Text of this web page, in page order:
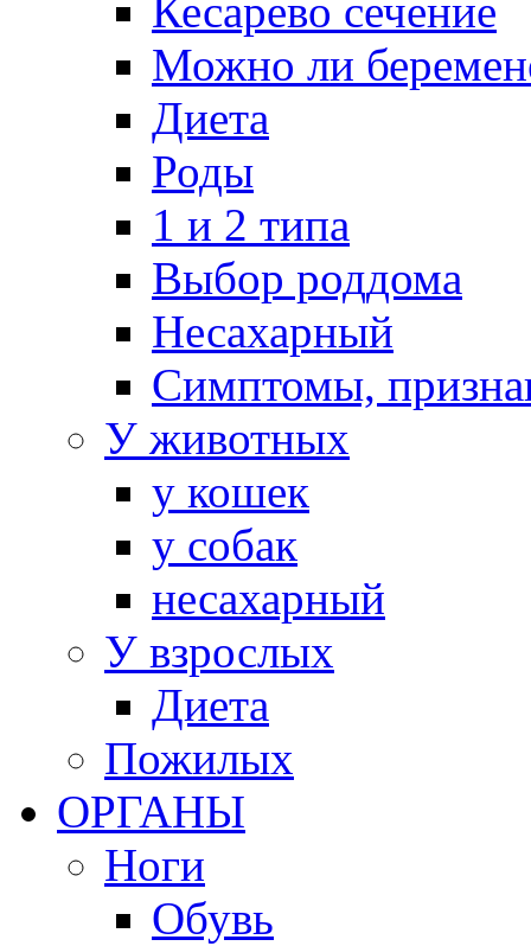
Кесарево сечение
Можно ли
Диета
Роды
1 и 2 типа
Выбор роддома
Несахарный
Симптомы,
У животных
у кошек
у собак
несахарный
У взрослых
Диета
Пожилых
ОРГАНЫ
Ноги
Обувь